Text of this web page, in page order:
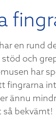
en rund
och
har
fingrarna
ännu
så bekvämt!